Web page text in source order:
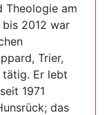
Theologie am
bis 2012 war
Trier,
tätig. Er lebt
1971
das